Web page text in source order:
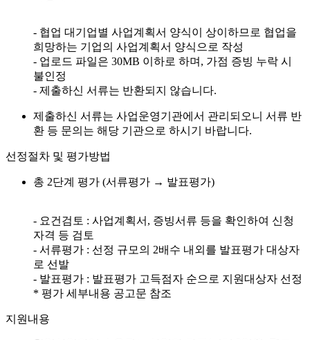
- 협업 대기업별 사업계획서 양식이 상이하므로 협업을
희망하는 기업의 사업계획서 양식으로 작성
- 업로드 파일은 30MB 이하로 하며, 가점 증빙 누락 시
불인정
- 제출하신 서류는 반환되지 않습니다.
제출하신 서류는 사업운영기관에서 관리되오니 서류 반
환 등 문의는 해당 기관으로 하시기 바랍니다.
선정절차 및 평가방법
총 2단계 평가 (서류평가 → 발표평가)
- 요건검토 : 사업계획서, 증빙서류 등을 확인하여 신청
자격 등 검토
- 서류평가 : 선정 규모의 2배수 내외를 발표평가 대상자
로 선발
- 발표평가 : 발표평가 고득점자 순으로 지원대상자 선정
* 평가 세부내용 공고문 참조
지원내용